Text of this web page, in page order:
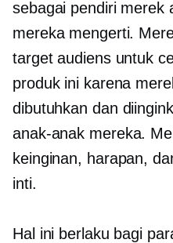
sebagai pendiri
mereka mengerti.
target audiens untuk
produk ini karena
dibutuhkan dan
anak-anak mereka.
keinginan, harapan,
inti.
Hal ini berlaku bagi